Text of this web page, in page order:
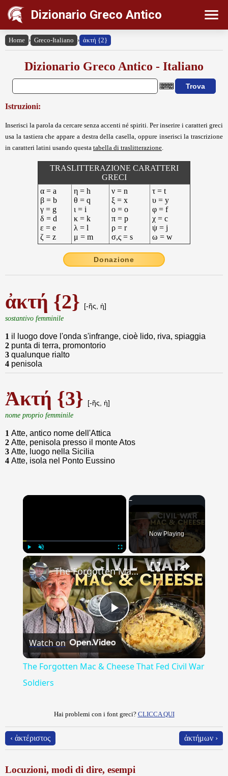
Dizionario Greco Antico
Home › Greco-Italiano › ἀκτή {2}
Dizionario Greco Antico - Italiano
Istruzioni:
Inserisci la parola da cercare senza accenti né spiriti. Per inserire i caratteri greci
usa la tastiera che appare a destra della casella, oppure inserisci la trascrizione
in caratteri latini usando questa tabella di traslitterazione
TRASLITTERAZIONE CARATTERI
GRECI
α = a
β = b
γ = g
δ = d
ε = e
ζ = z
η = h
θ = q
ι = i
κ = k
λ = l
μ = m
ν = n
ξ = x
ο = o
π = p
ρ = r
σ,ς = s
τ = t
υ = y
φ = f
χ = c
ψ = j
ω = w
Donazione
ἀκτή {2}
[-ῆς, ἡ]
sostantivo femminile
1 il luogo dove l'onda s'infrange, cioè lido, riva, spiaggia
2 punta di terra, promontorio
3 qualunque rialto
4 penisola
Ἀκτή {3}
[-ῆς, ἡ]
nome proprio femminile
1 Atte, antico nome dell'Attica
2 Atte, penisola presso il monte Atos
3 Atte, luogo nella Sicilia
4 Atte, isola nel Ponto Eussino
×
Play Unmute Fullscreen
Now Playing
×
Play
Video
The Forgotten Mac & Cheese That Fed Civil War Soldiers
Watch on
The Forgotten Mac & Cheese That Fed Civil War
Soldiers
Hai problemi con i font greci? CLICCA QUI
‹ ἀκτέριστος ἀκτήμων ›
Locuzioni, modi di dire, esempi